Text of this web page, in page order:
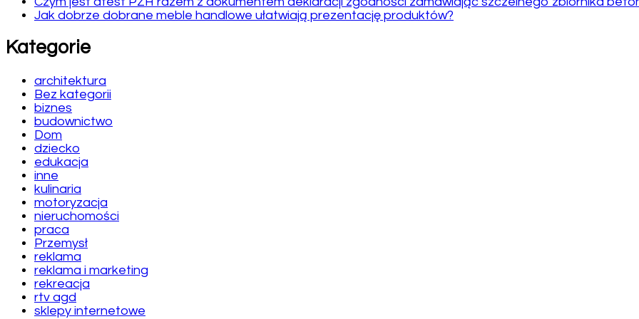
Jak dobrze dobrane meble handlowe ułatwiają prezentację produktów?
Kategorie
architektura
Bez kategorii
biznes
budownictwo
Dom
dziecko
edukacja
inne
kulinaria
motoryzacja
nieruchomości
praca
Przemysł
reklama
reklama i marketing
rekreacja
rtv agd
sklepy internetowe